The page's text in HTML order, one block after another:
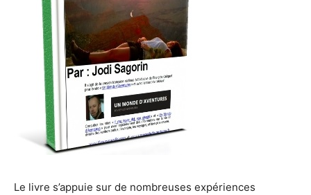
Le livre s’appuie sur de nombreuses expériences